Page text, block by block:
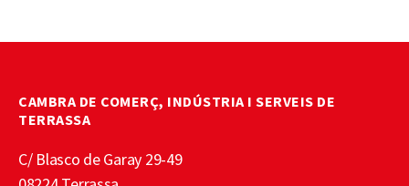
CAMBRA DE COMERÇ, INDÚSTRIA I SERVEIS DE
TERRASSA
C/ Blasco de Garay 29-49